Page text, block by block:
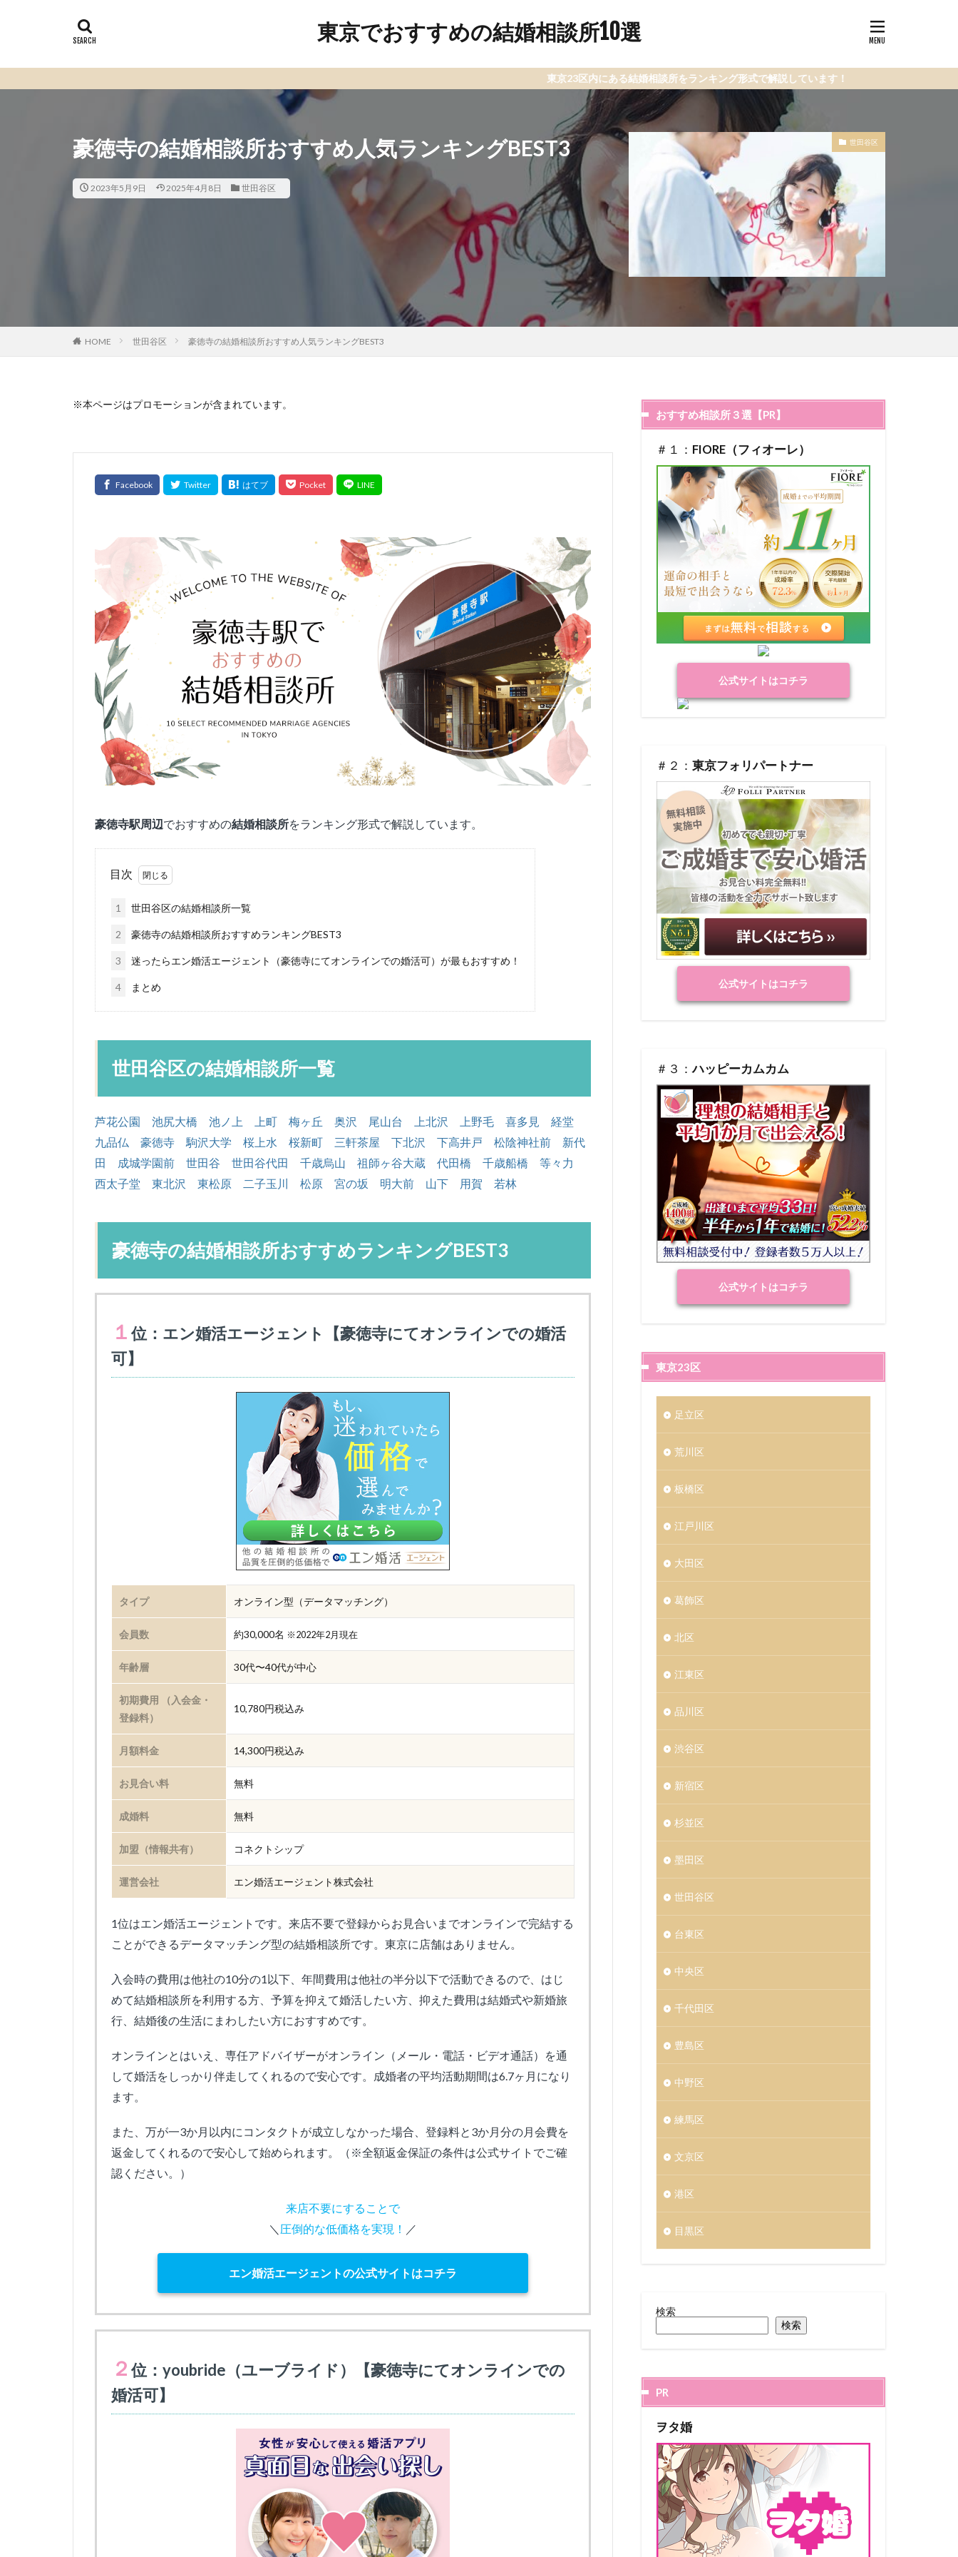
東京でおすすめの結婚相談所10選
東京23区内にある結婚相談所をランキング形式で解説しています！
豪徳寺の結婚相談所おすすめ人気ランキングBEST3
2023年5月9日 2025年4月8日 世田谷区
世田谷区
HOME 世田谷区 豪徳寺の結婚相談所おすすめ人気ランキングBEST3
※本ページはプロモーションが含まれています。
豪徳寺駅周辺でおすすめの結婚相談所をランキング形式で解説しています。
目次
1 世田谷区の結婚相談所一覧
2 豪徳寺の結婚相談所おすすめランキングBEST3
3 迷ったらエン婚活エージェント（豪徳寺にてオンラインでの婚活可）が最もおすすめ！
4 まとめ
世田谷区の結婚相談所一覧
芦花公園 池尻大橋 池ノ上 上町 梅ヶ丘 奥沢 尾山台 上北沢 上野毛 喜多見
経堂
九品仏
豪徳寺 駒沢大学 桜上水 桜新町 三軒茶屋 下北沢 下高井戸 松陰神社前
新代
田
成城学園前 世田谷 世田谷代田 千歳烏山 祖師ヶ谷大蔵 代田橋 千歳船橋
等々力
西太子堂
東北沢 東松原 二子玉川 松原 宮の坂 明大前 山下 用賀 若林
豪徳寺の結婚相談所おすすめランキングBEST3
１ 位：エン婚活エージェント【豪徳寺にてオンラインでの婚活
可】
タイプ オンライン型（データマッチング）
会員数 約30,000名 ※2022年2月現在
年齢層 30代〜40代が中心
初期費用 （入会金・
登録料）
10,780円税込み
月額料金 14,300円税込み
お見合い料 無料
成婚料 無料
加盟（情報共有） コネクトシップ
運営会社 エン婚活エージェント株式会社
1位はエン婚活エージェントです。来店不要で登録からお見合いまでオンラインで完結する
ことができるデータマッチング型の結婚相談所です。東京に店舗はありません。
入会時の費用は他社の10分の1以下、年間費用は他社の半分以下で活動できるので、はじ
めて結婚相談所を利用する方、予算を抑えて婚活したい方、抑えた費用は結婚式や新婚旅
行、結婚後の生活にまわしたい方におすすめです。
オンラインとはいえ、専任アドバイザーがオンライン（メール・電話・ビデオ通話）を通
して婚活をしっかり伴走してくれるので安心です。成婚者の平均活動期間は6.7ヶ月になり
ます。
また、万が一3か月以内にコンタクトが成立しなかった場合、登録料と3か月分の月会費を
返金してくれるので安心して始められます。（※全額返金保証の条件は公式サイトでご確
認ください。）
来店不要にすることで
＼ 圧倒的な低価格を実現！ ／
エン婚活エージェントの公式サイトはコチラ
２ 位：youbride（ユーブライド）【豪徳寺にてオンラインでの
婚活可】
おすすめ相談所３選【PR】
＃１： FIORE（フィオーレ）
公式サイトはコチラ
＃２： 東京フォリパートナー
公式サイトはコチラ
＃３：ハッピーカムカム
公式サイトはコチラ
東京23区
足立区
荒川区
板橋区
江戸川区
大田区
葛飾区
北区
江東区
品川区
渋谷区
新宿区
杉並区
墨田区
世田谷区
台東区
中央区
千代田区
豊島区
中野区
練馬区
文京区
港区
目黒区
検索
検索
PR
ヲタ婚